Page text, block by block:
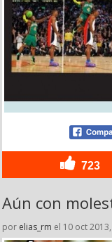
723
Aún con
por elias_rm el 10 oct 2013,